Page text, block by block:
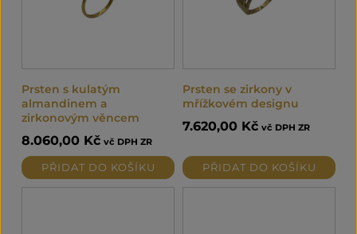
Prsten s kulatým
almandinem a
zirkonovým věncem
8.060,00 Kč vč DPH ZR
PŘIDAT DO KOŠÍKU
Prsten se zirkony v
mřížkovém designu
7.620,00 Kč vč DPH ZR
PŘIDAT DO KOŠÍKU